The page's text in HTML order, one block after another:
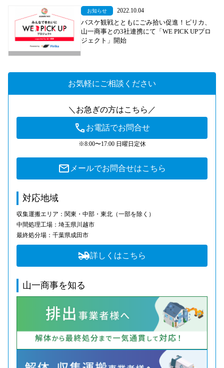
お知らせ 2022.10.04
バスケ観戦とともにごみ拾い促進！ピリカ、
山一商事との3社連携にて「WE PICK UPプロ
ジェクト」開始
お気軽にご相談ください
＼お急ぎの方はこちら／
お電話でお問合せ
※8:00〜17:00 日曜日定休
メールでお問合せはこちら
対応地域
収集運搬エリア：関東・中部・東北（一部を除く）
中間処理工場：埼玉県川越市
最終処分場：千葉県成田市
詳しくはこちら
山一商事を知る